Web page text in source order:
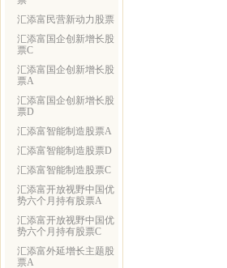
汇添富民营新动力股票
汇添富国企创新增长股
票C
汇添富国企创新增长股
票A
汇添富国企创新增长股
票D
汇添富智能制造股票A
汇添富智能制造股票D
汇添富智能制造股票C
汇添富开放视野中国优
势六个月持有股票A
汇添富开放视野中国优
势六个月持有股票C
汇添富外延增长主题股
票A